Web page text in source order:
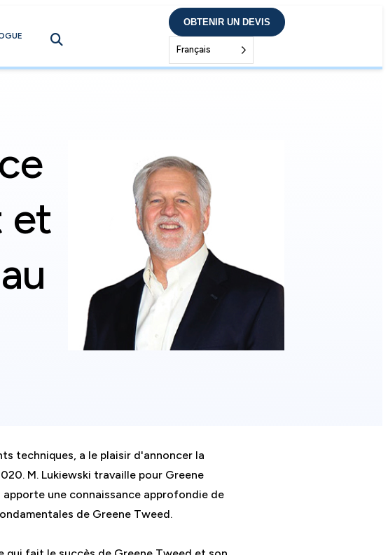
OBTENIR UN DEVIS
Français
et
techniques, a le plaisir d'annoncer la
M. Lukiewski travaille pour Greene
une connaissance approfondie de
de Greene Tweed.